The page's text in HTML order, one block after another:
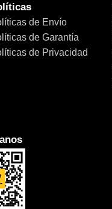
de Envío
de Garantía
de Privacidad